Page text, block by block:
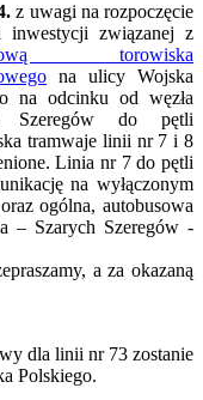
z uwagi na rozpoczęcie
inwestycji związanej z
torowiska
na ulicy Wojska
na odcinku od węzła
Szeregów do pętli
tramwaje linii nr 7 i 8
Linia nr 7 do pętli
na wyłączonym
ogólna, autobusowa
– Szarych Szeregów -
a za okazaną
dla linii nr 73 zostanie
Polskiego.